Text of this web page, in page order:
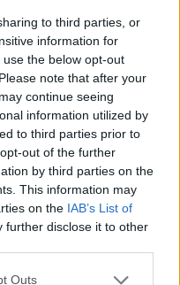
to third parties, or
information for
the below opt-out
note that after your
continue seeing
information utilized by
to third parties prior to
out of the further
by third parties on the
This information may
on the IAB’s List of
further disclose it to other
Outs
fantastisk førjulstid
Svar
❤️
med de formene!
Svar